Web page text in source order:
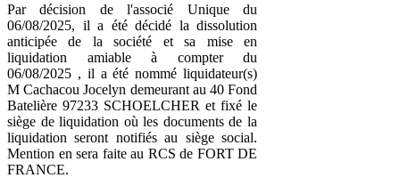
Par décision de l'associé Unique du
06/08/2025, il a été décidé la dissolution
anticipée de la société et sa mise en
liquidation amiable à compter du
06/08/2025 , il a été nommé liquidateur(s)
M Cachacou Jocelyn demeurant au 40 Fond
Batelière 97233 SCHOELCHER et fixé le
siège de liquidation où les documents de la
liquidation seront notifiés au siège social.
Mention en sera faite au RCS de FORT DE
FRANCE.